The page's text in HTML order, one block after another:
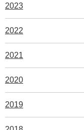
2023
2022
2021
2020
2019